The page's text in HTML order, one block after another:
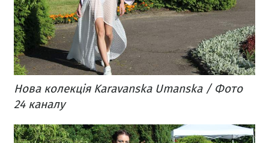
Нова колекція Karavanska Umanska / Фото
24 каналу